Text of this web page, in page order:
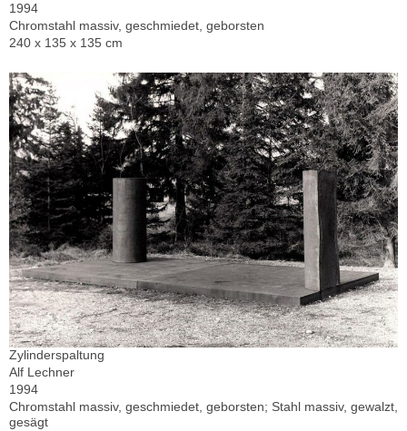
1994
Chromstahl massiv, geschmiedet, geborsten
240 x 135 x 135 cm
Zylinderspaltung
Alf Lechner
1994
Chromstahl massiv, geschmiedet, geborsten; Stahl massiv, gewalzt,
gesägt